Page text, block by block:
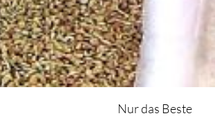
Nur das Beste